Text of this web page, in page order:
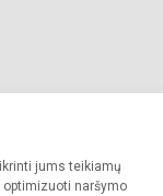
jums teikiamų
optimizuoti naršymo
saugomos.
draudžiama.